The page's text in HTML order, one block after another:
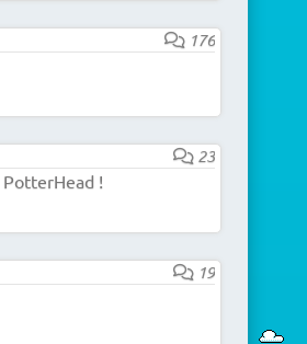
176
23
!
19